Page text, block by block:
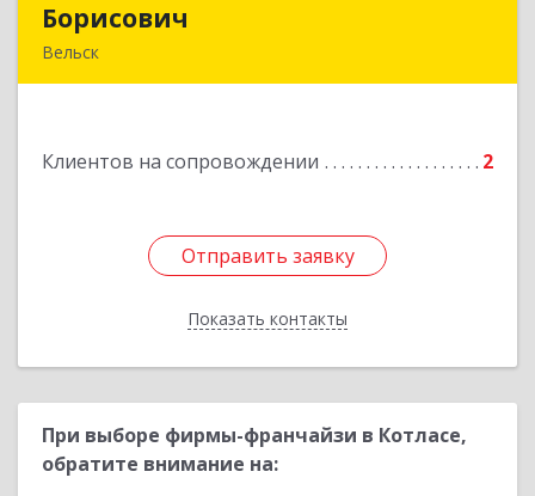
Борисович
Вельск
Клиентов на сопровождении 2
Отправить заявку
Показать контакты
Подробнее
Отправить заявку
Назад
При выборе фирмы-франчайзи в Котласе,
обратите внимание на: